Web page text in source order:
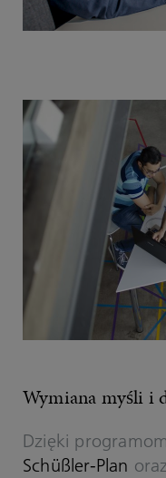
Wymiana myśli i
Dzięki
Schüßler-Plan